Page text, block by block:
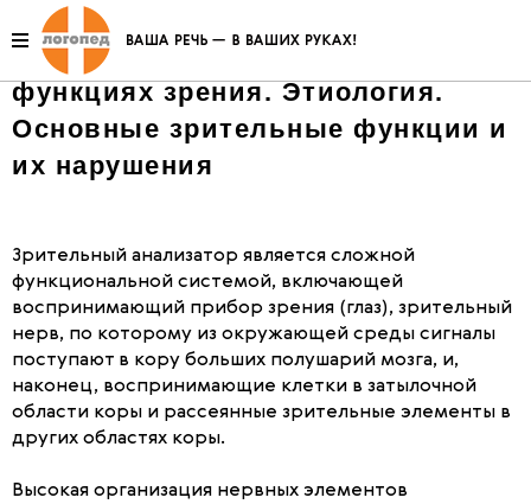
Основные понятия об
анатомическом устройстве глаза и
функциях зрения. Этиология.
Основные зрительные функции и
их нарушения
Зрительный анализатор является сложной
функциональной системой, включающей
воспринимающий прибор зрения (глаз), зрительный
нерв, по которому из окружающей среды сигналы
поступают в кору больших полушарий мозга, и,
наконец, воспринимающие клетки в затылочной
области коры и рассеянные зрительные элементы в
других областях коры.
Высокая организация нервных элементов